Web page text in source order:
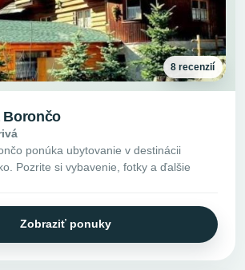
8 recenzií
ponúka ubytovanie v destinácii
Pozrite si vybavenie, fotky a ďalšie
Zobraziť ponuky